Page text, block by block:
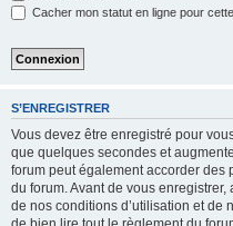
Cacher mon statut en ligne pour
S’ENREGISTRER
Vous devez être enregistré pour
que quelques secondes et
forum peut également accorder
du forum. Avant de vous
de nos conditions d’utilisation et de